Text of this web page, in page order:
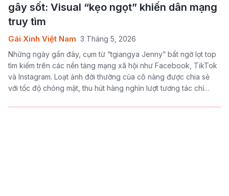
gây sốt: Visual “kẹo ngọt” khiến dân mạng
truy tìm
Gái Xinh Việt Nam 3 Tháng 5, 2026
Những ngày gần đây, cụm từ “tgiangya Jenny” bất ngờ lọt top
tìm kiếm trên các nền tảng mạng xã hội như Facebook, TikTok
và Instagram. Loạt ảnh đời thường của cô nàng được chia sẻ
với tốc độ chóng mặt, thu hút hàng nghìn lượt tương tác chỉ